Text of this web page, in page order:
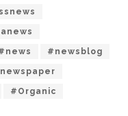
#newsblog
#Organic